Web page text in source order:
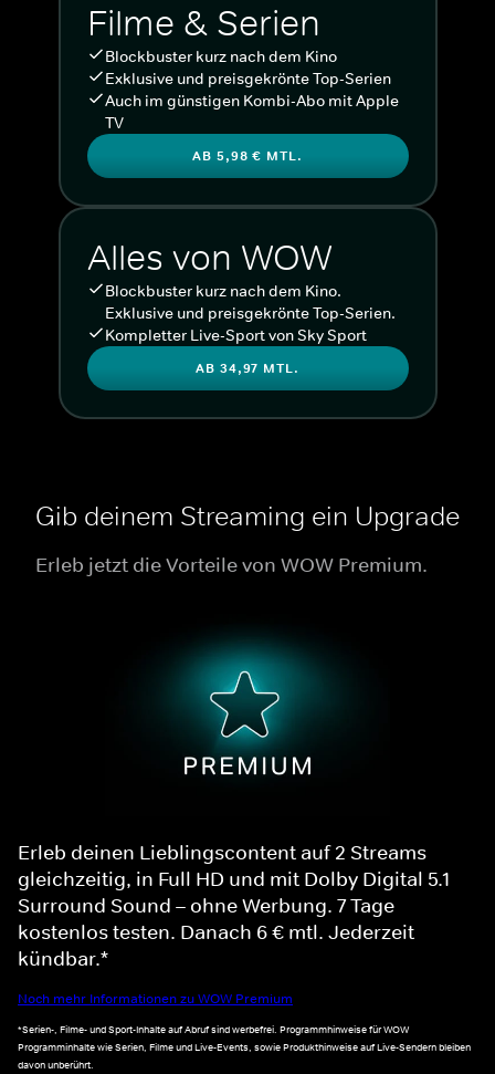
Filme & Serien
Blockbuster kurz nach dem Kino
Exklusive und preisgekrönte Top-Serien
Auch im günstigen Kombi-Abo mit Apple
TV
AB 5,98 € MTL.
Alles von WOW
Blockbuster kurz nach dem Kino.
Exklusive und preisgekrönte Top-Serien.
Kompletter Live-Sport von Sky Sport
AB 34,97 MTL.
Gib deinem Streaming ein Upgrade
Erleb jetzt die Vorteile von WOW Premium.
Erleb deinen Lieblingscontent auf 2 Streams
gleichzeitig, in Full HD und mit Dolby Digital 5.1
Surround Sound – ohne Werbung. 7 Tage
kostenlos testen. Danach 6 € mtl. Jederzeit
kündbar.*
Noch mehr Informationen zu WOW Premium
*Serien-, Filme- und Sport-Inhalte auf Abruf sind werbefrei. Programmhinweise für WOW
Programminhalte wie Serien, Filme und Live-Events, sowie Produkthinweise auf Live-Sendern bleiben
davon unberührt.